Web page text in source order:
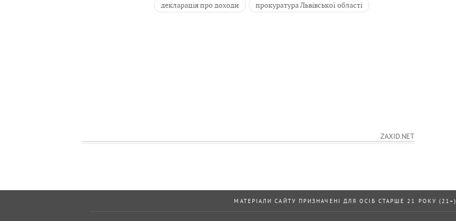
декларація про доходи прокуратура Львівської області
ZAXID.NET
МАТЕРІАЛИ САЙТУ ПРИЗНАЧЕНІ ДЛЯ ОСІБ СТАРШЕ 21 РОКУ (21+)